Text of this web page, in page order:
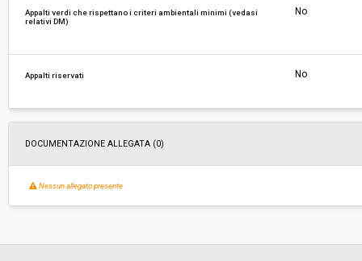
Appalti verdi che rispettano i criteri ambientali minimi (vedasi
relativi DM)
No
Appalti riservati No
DOCUMENTAZIONE ALLEGATA (0)
Nessun allegato presente